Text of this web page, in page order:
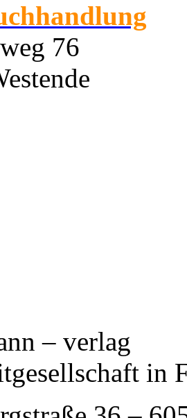
76
– verlag
in